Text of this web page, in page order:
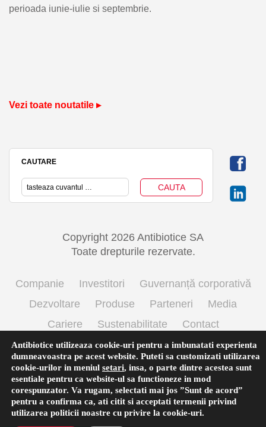
perioada iunie-iulie si septembrie.
Vezi toate noutatile ▸
CAUTARE
Copyright 2026 Antibiotice SA
Toate drepturile rezervate.
Companie Investitori
Guvernanță corporativă
Dezvoltare
Produse Parteneri
Media
Cariere
Sustenabilitate
Contact
Termeni si conditii de utilizare
Politica cookie
Prelucrarea datelor cu caracter personal
Antibiotice utilizeaza cookie-uri pentru a imbunatati experienta
dumneavoastra pe acest website. Puteti sa customizati utilizarea
cookie-urilor in meniul setari, insa, o parte dintre acestea sunt
esentiale pentru ca website-ul sa functioneze in mod
corespunzator. Va rugam, selectati mai jos ”Sunt de acord”
pentru a confirma ca, ati citit si acceptati termenii privind
utilizarea politicii noastre cu privire la cookie-uri.
English Engleză Română